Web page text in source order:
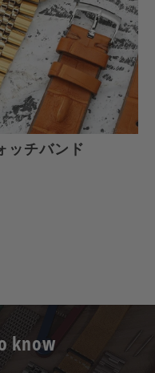
ッチバンド
know